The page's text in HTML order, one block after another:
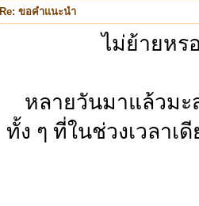
Re: ขอคำแนะนำ
ไม่ย้ายหร
หลายวันมาแล้วมะ
ทั้ง ๆ ที่ในช่วงเวลาเ